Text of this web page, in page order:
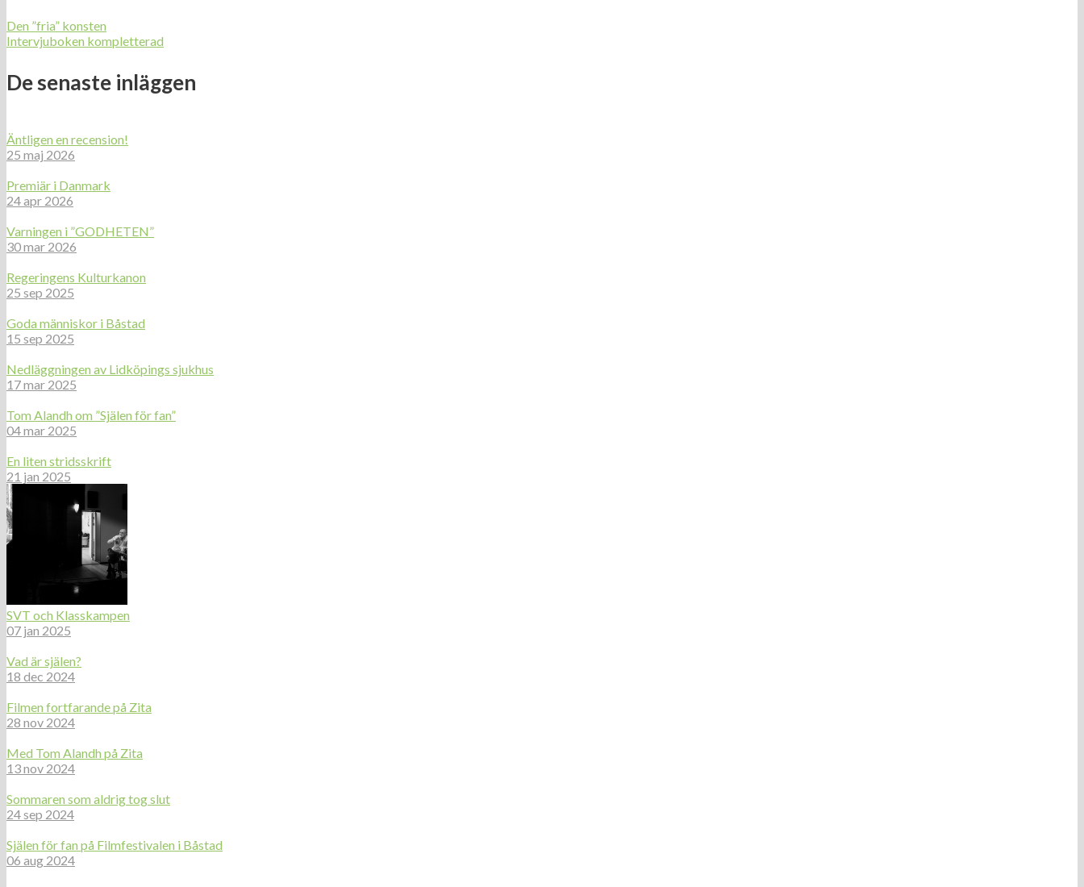
Den ”fria” konsten
Intervjuboken kompletterad
De senaste inläggen
Äntligen en recension!
25 maj 2026
Premiär i Danmark
24 apr 2026
Varningen i ”GODHETEN”
30 mar 2026
Regeringens Kulturkanon
25 sep 2025
Goda människor i Båstad
15 sep 2025
Nedläggningen av Lidköpings sjukhus
17 mar 2025
Tom Alandh om ”Själen för fan”
04 mar 2025
En liten stridsskrift
21 jan 2025
SVT och Klasskampen
07 jan 2025
Vad är själen?
18 dec 2024
Filmen fortfarande på Zita
28 nov 2024
Med Tom Alandh på Zita
13 nov 2024
Sommaren som aldrig tog slut
24 sep 2024
Själen för fan på Filmfestivalen i Båstad
06 aug 2024